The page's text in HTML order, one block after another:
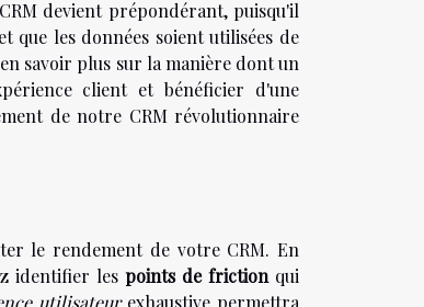
devient prépondérant, puisqu'il
que les données soient utilisées de
savoir plus sur la manière dont un
client et bénéficier d'une
de notre CRM révolutionnaire
le rendement de votre CRM. En
identifier les points de friction qui
utilisateurexhaustive permettra